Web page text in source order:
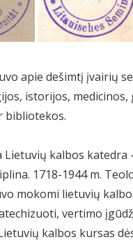
apie dešimtį įvairių
istorijos,
bibliotekos.
kalbos katedra
1718-1944 m.
mokomi lietuvių
vertimo
kalbos kursas